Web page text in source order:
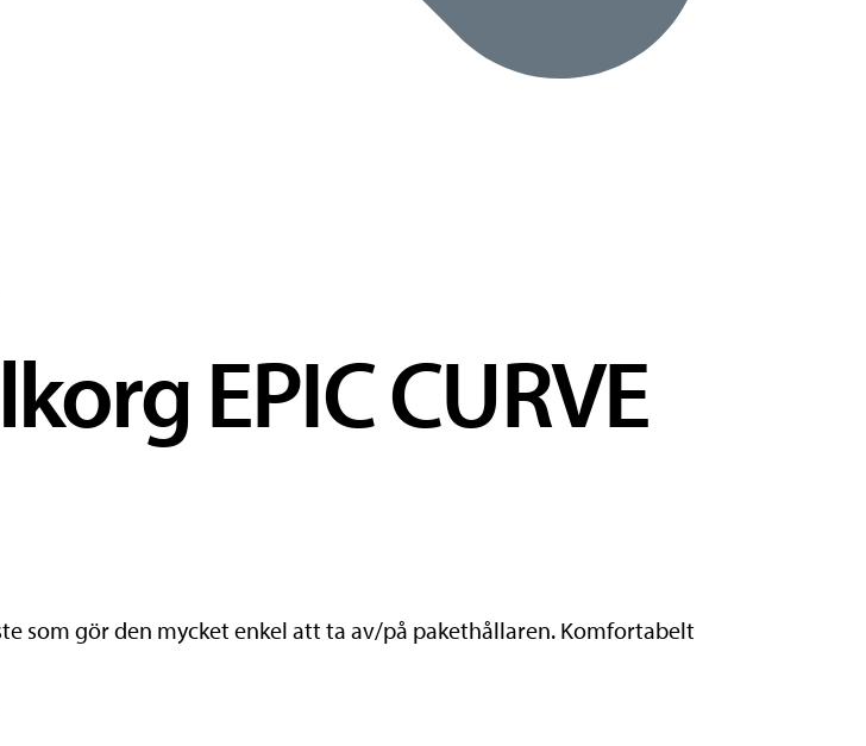
EPIC CURVE
som gör den mycket enkel att ta av/på pakethållaren. Komfortabelt